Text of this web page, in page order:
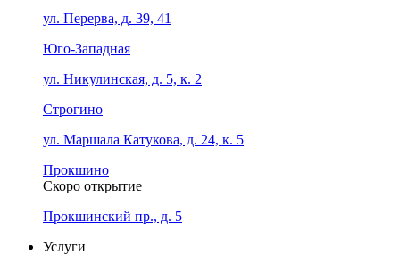
ул. Перерва, д. 39, 41
Юго-Западная
ул. Никулинская, д. 5, к. 2
Строгино
ул. Маршала Катукова, д. 24, к. 5
Прокшино
Скоро открытие
Прокшинский пр., д. 5
Услуги